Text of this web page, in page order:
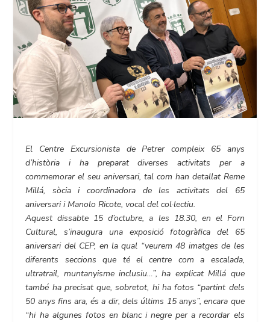
El Centre Excursionista de Petrer compleix 65 anys
d’història i ha preparat diverses activitats per a
commemorar el seu aniversari, tal com han detallat Reme
Millá, sòcia i coordinadora de les activitats del 65
aniversari i Manolo Ricote, vocal del col·lectiu.
Aquest dissabte 15 d’octubre, a les 18.30, en el Forn
Cultural, s’inaugura una exposició fotogràfica del 65
aniversari del CEP, en la qual “veurem 48 imatges de les
diferents seccions que té el centre com a escalada,
ultratrail, muntanyisme inclusiu…”, ha explicat Millá que
també ha precisat que, sobretot, hi ha fotos “partint dels
50 anys fins ara, és a dir, dels últims 15 anys”, encara que
“hi ha algunes fotos en blanc i negre per a recordar els